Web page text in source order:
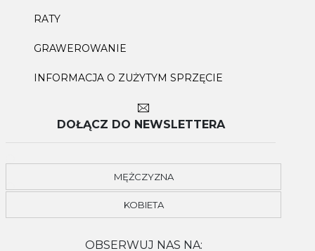
RATY
GRAWEROWANIE
INFORMACJA O ZUŻYTYM SPRZĘCIE
DOŁĄCZ DO NEWSLETTERA
MĘŻCZYZNA
KOBIETA
OBSERWUJ NAS NA: